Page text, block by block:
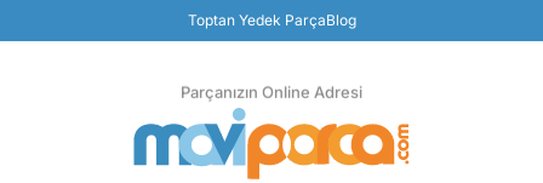
Toptan Yedek ParçaBlog
Ücretsiz İade
Parçanızın Online Adresi